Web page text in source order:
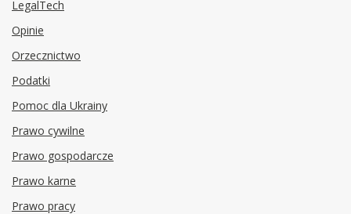
LegalTech
Opinie
Orzecznictwo
Podatki
Pomoc dla Ukrainy
Prawo cywilne
Prawo gospodarcze
Prawo karne
Prawo pracy